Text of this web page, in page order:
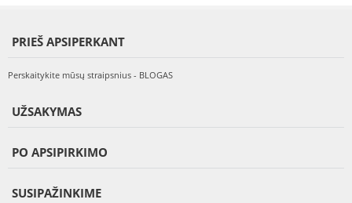
PRIEŠ APSIPERKANT
Perskaitykite mūsų straipsnius - BLOGAS
UŽSAKYMAS
PO APSIPIRKIMO
SUSIPAŽINKIME